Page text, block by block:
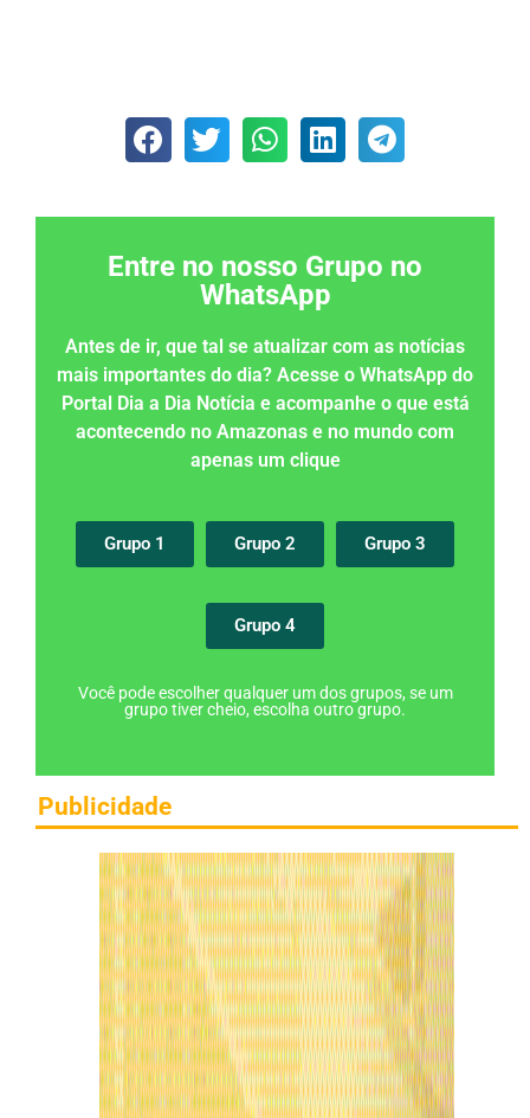
Entre no nosso Grupo no
WhatsApp
Antes de ir, que tal se atualizar com as notícias
mais importantes do dia? Acesse o WhatsApp do
Portal Dia a Dia Notícia e acompanhe o que está
acontecendo no Amazonas e no mundo com
apenas um clique
Grupo 1 Grupo 2 Grupo 3
Grupo 4
Você pode escolher qualquer um dos grupos, se um
grupo tiver cheio, escolha outro grupo.
Publicidade